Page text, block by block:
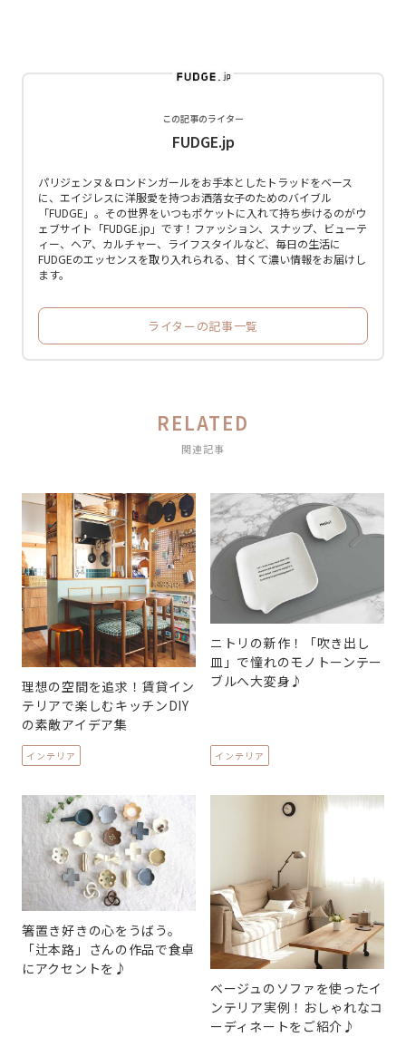
この記事のライター
FUDGE.jp
パリジェンヌ＆ロンドンガールをお手本としたトラッドをベース
に、エイジレスに洋服愛を持つお洒落女子のためのバイブル
「FUDGE」。その世界をいつもポケットに入れて持ち歩けるのがウ
ェブサイト「FUDGE.jp」です！ファッション、スナップ、ビューテ
ィー、ヘア、カルチャー、ライフスタイルなど、毎日の生活に
FUDGEのエッセンスを取り入れられる、甘くて濃い情報をお届けし
ます。
ライターの記事一覧
RELATED
関連記事
理想の空間を追求！賃貸イン
テリアで楽しむキッチンDIY
の素敵アイデア集
インテリア
ニトリの新作！「吹き出し
皿」で憧れのモノトーンテー
ブルへ大変身♪
インテリア
箸置き好きの心をうばう。
「辻本路」さんの作品で食卓
にアクセントを♪
ベージュのソファを使ったイ
ンテリア実例！おしゃれなコ
ーディネートをご紹介♪